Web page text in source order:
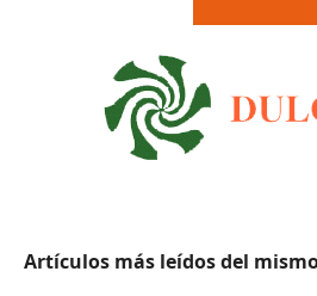
Artículos más leídos del